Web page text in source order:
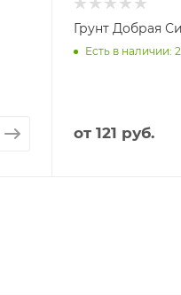
Грунт Добрая
Есть в наличии:
от121 руб.